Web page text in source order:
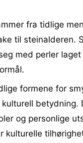
fra tidlige
til steinalderen.
med perler
formene for
betydning.
og personlige
kulturelle